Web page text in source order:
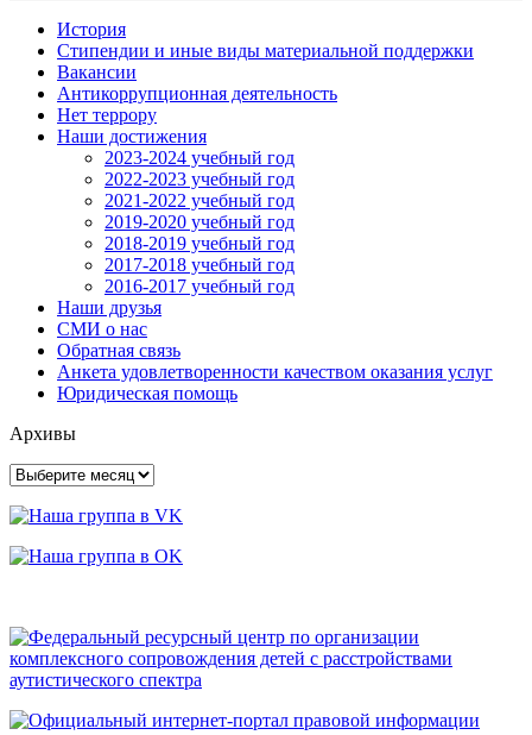
История
Стипендии и иные виды материальной поддержки
Вакансии
Антикоррупционная деятельность
Нет террору
Наши достижения
2023-2024 учебный год
2022-2023 учебный год
2021-2022 учебный год
2019-2020 учебный год
2018-2019 учебный год
2017-2018 учебный год
2016-2017 учебный год
Наши друзья
СМИ о нас
Обратная связь
Анкета удовлетворенности качеством оказания услуг
Юридическая помощь
Архивы
Архивы